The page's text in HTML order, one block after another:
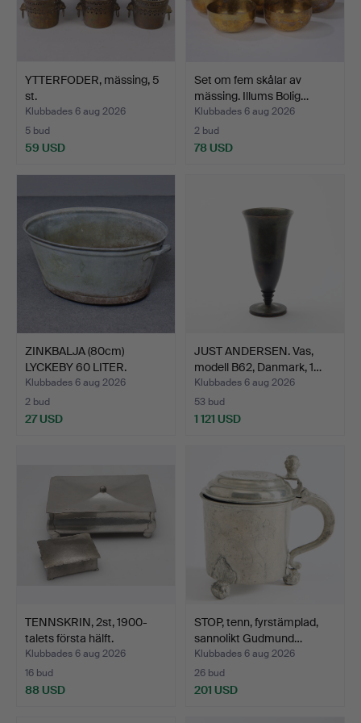
YTTERFODER, mässing, 5
st.
Klubbades 6 aug 2026
5 bud
59 USD
Set om fem skålar av
mässing. Illums Bolig…
Klubbades 6 aug 2026
2 bud
78 USD
ZINKBALJA (80cm)
LYCKEBY 60 LITER.
Klubbades 6 aug 2026
2 bud
27 USD
JUST ANDERSEN. Vas,
modell B62, Danmark, 1…
Klubbades 6 aug 2026
53 bud
1 121 USD
TENNSKRIN, 2st, 1900-
talets första hälft.
Klubbades 6 aug 2026
16 bud
88 USD
STOP, tenn, fyrstämplad,
sannolikt Gudmund…
Klubbades 6 aug 2026
26 bud
201 USD